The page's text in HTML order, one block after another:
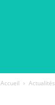
Accueil Actualités